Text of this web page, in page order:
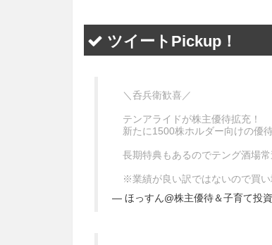
ツイートPickup！
＼呑兵衛歓喜／
テンアライドが株主優待拡充！
新たに1500株ホルダー向けの優
長期特典もあるのでテング酒場
※業績が良い訳ではないので買
— ほっすん@株主優待＆子育て投